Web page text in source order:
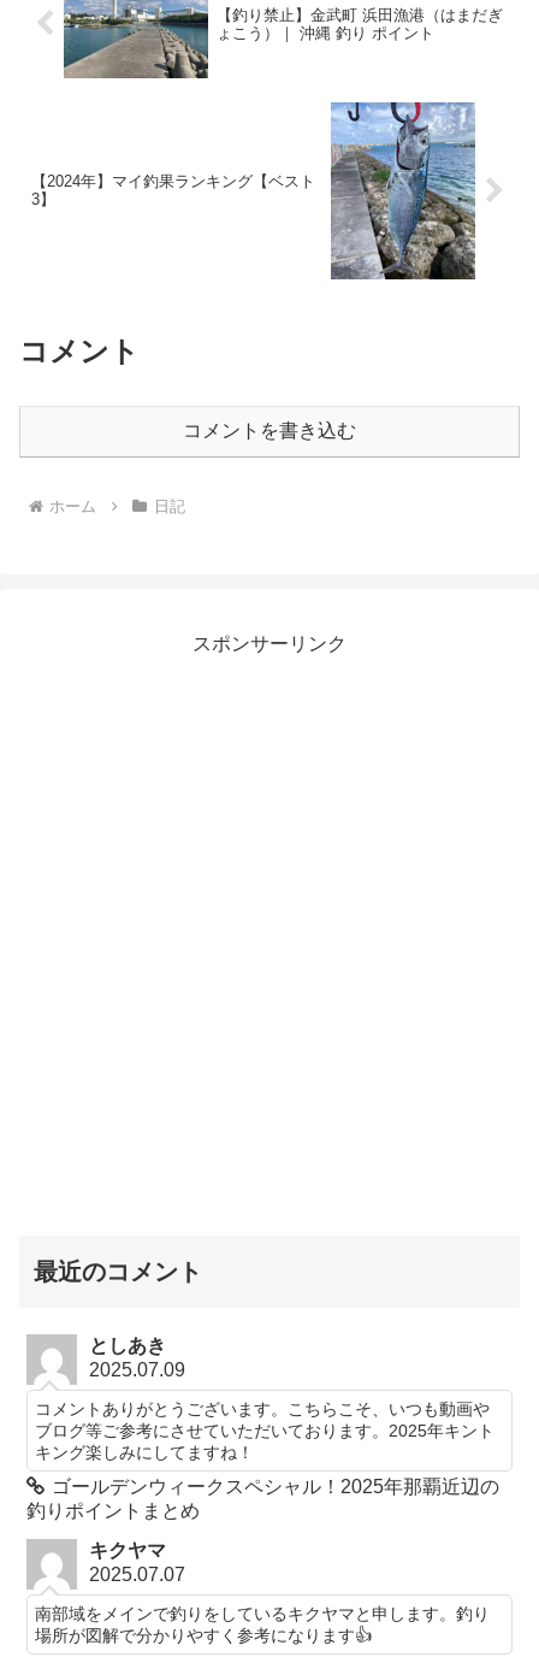
【釣り禁止】金武町 浜田漁港（はまだぎ
ょこう）｜ 沖縄 釣り ポイント
【2024年】マイ釣果ランキング【ベスト
3】
コメント
コメントを書き込む
ホーム 日記
スポンサーリンク
最近のコメント
としあき
2025.07.09
コメントありがとうございます。こちらこそ、いつも動画や
ブログ等ご参考にさせていただいております。2025年キント
キング楽しみにしてますね！
ゴールデンウィークスペシャル！2025年那覇近辺の
釣りポイントまとめ
キクヤマ
2025.07.07
南部域をメインで釣りをしているキクヤマと申します。釣り
場所が図解で分かりやすく参考になります👍️